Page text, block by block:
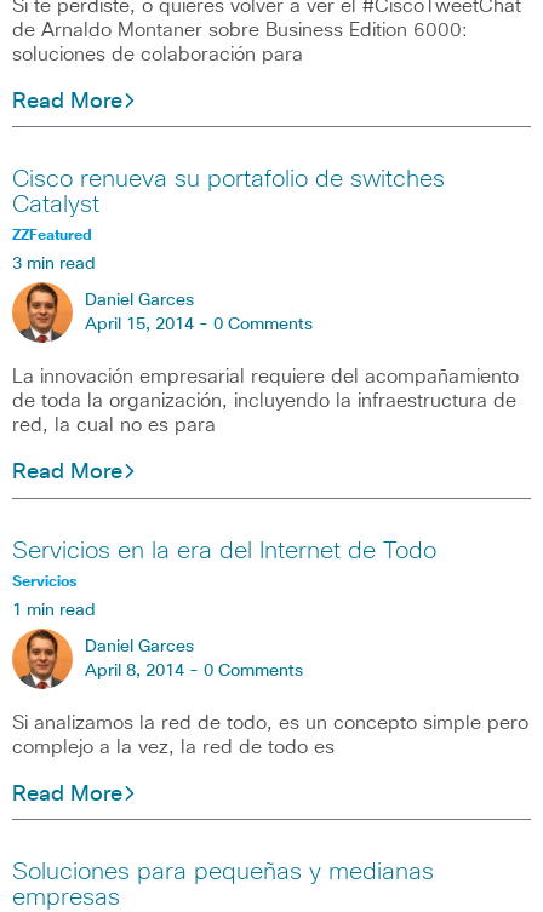
Si te perdiste, o quieres volver a ver el #CiscoTweetChat
de Arnaldo Montaner sobre Business Edition 6000:
soluciones de colaboración para
Read More
Cisco renueva su portafolio de switches
Catalyst
ZZFeatured
3 min read
Daniel Garces
April 15, 2014 - 0 Comments
La innovación empresarial requiere del acompañamiento
de toda la organización, incluyendo la infraestructura de
red, la cual no es para
Read More
Servicios en la era del Internet de Todo
Servicios
1 min read
Daniel Garces
April 8, 2014 - 0 Comments
Si analizamos la red de todo, es un concepto simple pero
complejo a la vez, la red de todo es
Read More
Soluciones para pequeñas y medianas
empresas